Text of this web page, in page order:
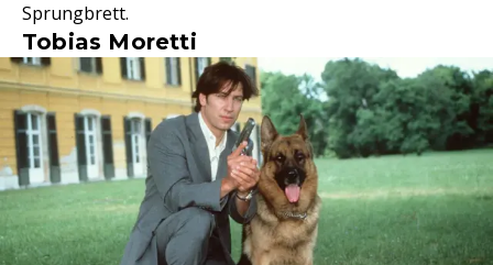
Sprungbrett.
Tobias Moretti